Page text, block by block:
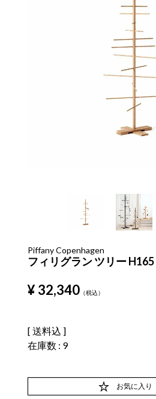
Piffany Copenhagen
フィリグラン ツリー H165
¥32,340 税込
送料込
在庫数
9
お気に入り